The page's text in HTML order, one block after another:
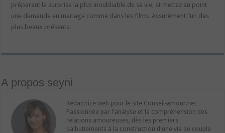
préparant la surprise la plus inoubliable de sa vie, et mettez au point
une demande en mariage comme dans les films. Assurément l’un des
plus beaux présents.
A propos seyni
Rédactrice web pour le site Conseil-amour.net
Passionnée par l'analyse et la compréhension des
relations amoureuses, dès les premiers
balbutiements à la construction d'une vie de couple